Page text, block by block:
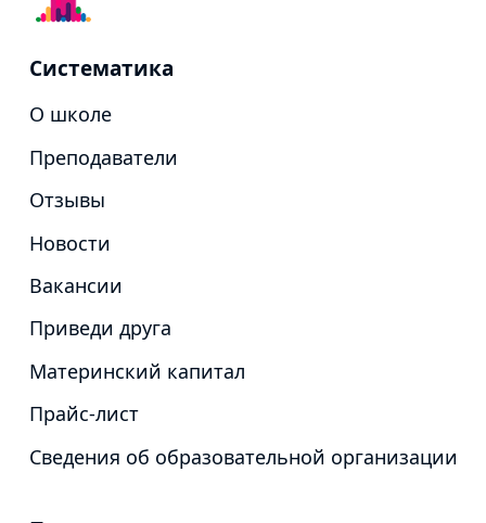
Систематика
О школе
Преподаватели
Отзывы
Новости
Вакансии
Приведи друга
Материнский капитал
Прайс-лист
Сведения об образовательной организации